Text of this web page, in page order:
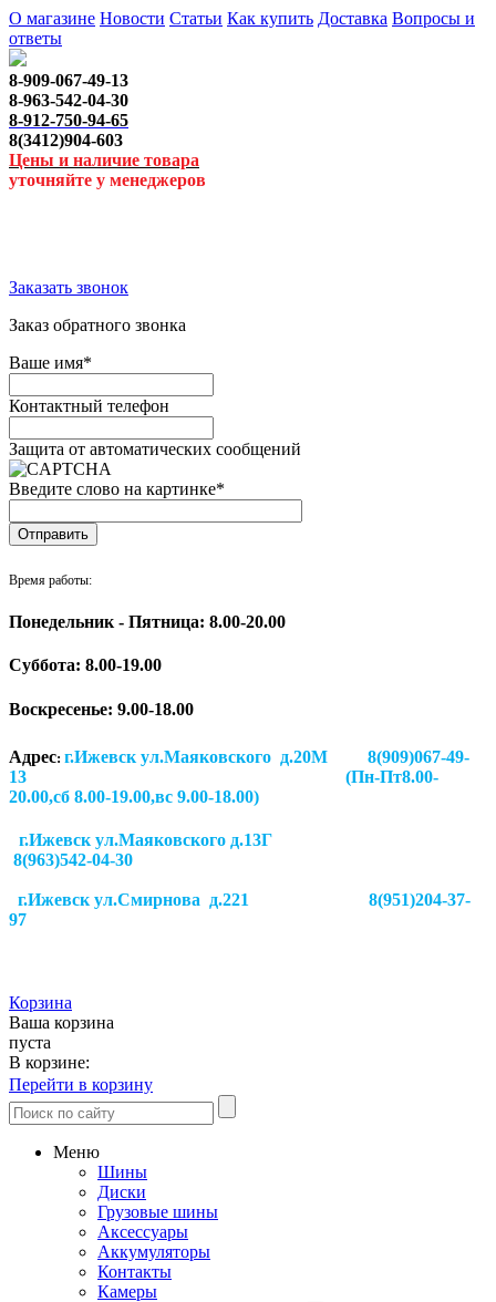
О магазине Новости Статьи Как купить Доставка Вопросы и
ответы
8-909-067-49-13
8-963-542-04-30
8-912-750-94-65
8(3412)904-603
Цены и наличие товара
уточняйте у менеджеров
Заказать звонок
Заказ обратного звонка
Ваше имя*
Контактный телефон
Защита от автоматических сообщений
Введите слово на картинке*
Время работы:
Понедельник - Пятница: 8.00-20.00
Суббота: 8.00-19.00
Воскресенье: 9.00-18.00
Адрес: г.Ижевск ул.Маяковского д.20М 8(909)067-49-
13 (Пн-Пт8.00-
20.00,сб 8.00-19.00,вс 9.00-18.00)
г.Ижевск ул.Маяковского д.13Г
8(963)542-04-30
г.Ижевск ул.Смирнова д.221
8(951)204-37-
97
Корзина
Ваша корзина
пуста
В корзине:
Перейти в корзину
Меню
Шины
Диски
Грузовые шины
Аксессуары
Аккумуляторы
Контакты
Камеры